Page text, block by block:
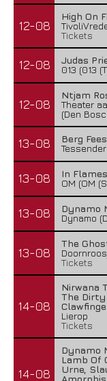
12-08
High On
Tickets
12-08
Judas
013 (013
12-08
Ntjam
Theater
(Den
13-08
Berg
13-08
In
OM (OM
13-08
Dynamo
Dynamo
13-08
The
Tickets
14-08
Nirwana
The Dirty
Lierop
Tickets
14-08
Dynamo
Lamb Of
Urne,